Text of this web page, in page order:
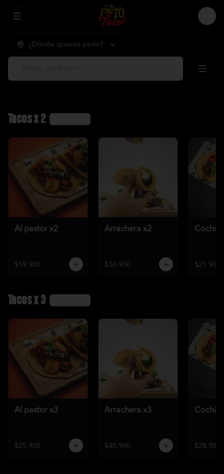
Abrir menu de navegación
¿Dónde quieres pedir?
Tacos x 2
Al pastor x2
$19.900
Arrachera x2
$30.900 $21.900
Tacos x 3
Al pastor x3
$25.900
Arrachera x3
$40.900 $28.900